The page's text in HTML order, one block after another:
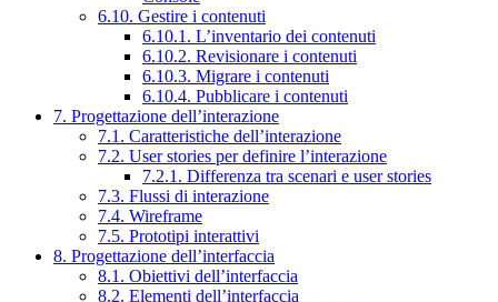
6.10. Gestire i contenuti
6.10.1. L’inventario dei contenuti
6.10.2. Revisionare i contenuti
6.10.3. Migrare i contenuti
6.10.4. Pubblicare i contenuti
7. Progettazione dell’interazione
7.1. Caratteristiche dell’interazione
7.2. User stories per definire l’interazione
7.2.1. Differenza tra scenari e user stories
7.3. Flussi di interazione
7.4. Wireframe
7.5. Prototipi interattivi
8. Progettazione dell’interfaccia
8.1. Obiettivi dell’interfaccia
8.2. Elementi dell’interfaccia